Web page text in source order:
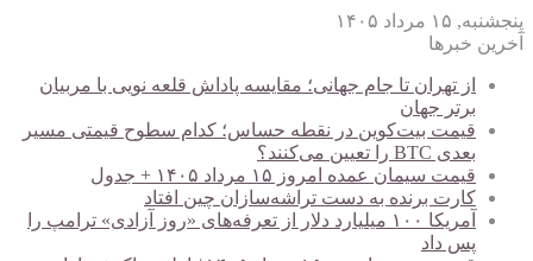
پنجشنبه, ۱۵ مرداد ۱۴۰۵
آخرین خبرها
از تهران تا جام جهانی؛ مقایسه پاداش قلعه نویی با مربیان
برتر جهان
قیمت بیت‌کوین در نقطه حساس؛ کدام سطوح قیمتی مسیر
بعدی BTC را تعیین می‌کنند؟
قیمت سیمان عمده امروز ۱۵ مرداد ۱۴۰۵ + جدول
کارت برنده به دست تراشه‌سازان چین افتاد
آمریکا ۱۰۰ میلیارد دلار از تعرفه‌های «روز آزادی» ترامپ را
پس داد